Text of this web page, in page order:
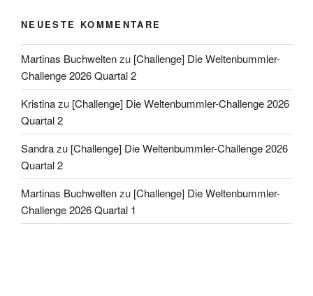
NEUESTE KOMMENTARE
Martinas Buchweltenzu [Challenge] Die Weltenbummler-
Challenge 2026 Quartal 2
Kristinazu [Challenge] Die Weltenbummler-Challenge 2026
Quartal 2
Sandrazu [Challenge] Die Weltenbummler-Challenge 2026
Quartal 2
Martinas Buchweltenzu [Challenge] Die Weltenbummler-
Challenge 2026 Quartal 1